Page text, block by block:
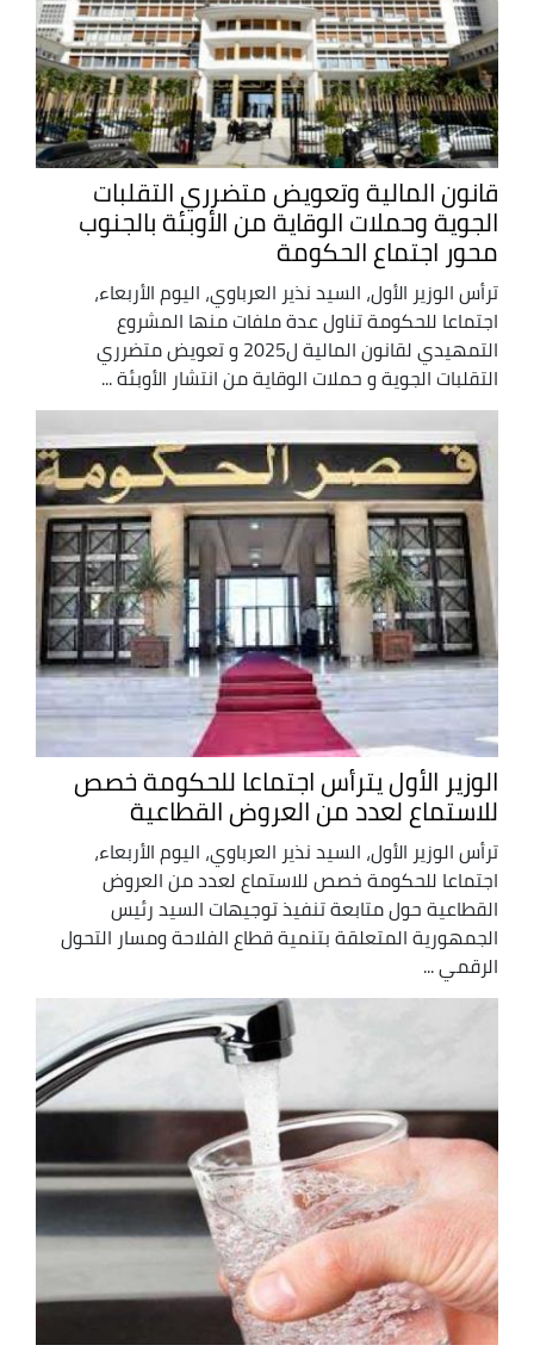
قانون المالية وتعويض متضرري التقلبات
الجوية وحملات الوقاية من الأوبئة بالجنوب
محور اجتماع الحكومة
ترأس الوزير الأول، السيد نذير العرباوي، اليوم الأربعاء،
اجتماعا للحكومة تناول عدة ملفات منها المشروع
التمهيدي لقانون المالية ل2025 و تعويض متضرري
التقلبات الجوية و حملات الوقاية من انتشار الأوبئة ...
الوزير الأول يترأس اجتماعا للحكومة خصص
للاستماع لعدد من العروض القطاعية
ترأس الوزير الأول، السيد نذير العرباوي، اليوم الأربعاء،
اجتماعا للحكومة خصص للاستماع لعدد من العروض
القطاعية حول متابعة تنفيذ توجيهات السيد رئيس
الجمهورية المتعلقة بتنمية قطاع الفلاحة ومسار التحول
الرقمي ...